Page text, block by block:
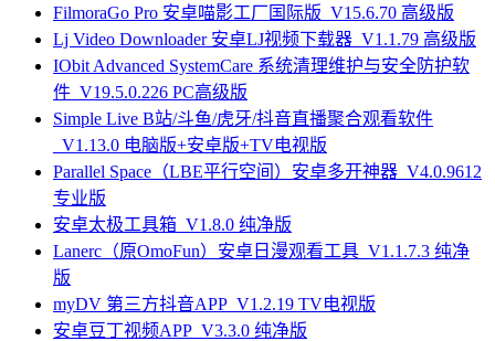
FilmoraGo Pro 安卓喵影工厂国际版_V15.6.70 高级版
Lj Video Downloader 安卓LJ视频下载器_V1.1.79 高级版
IObit Advanced SystemCare 系统清理维护与安全防护软
件_V19.5.0.226 PC高级版
Simple Live B站/斗鱼/虎牙/抖音直播聚合观看软件
_V1.13.0 电脑版+安卓版+TV电视版
Parallel Space（LBE平行空间）安卓多开神器_V4.0.9612
专业版
安卓太极工具箱_V1.8.0 纯净版
Lanerc（原OmoFun）安卓日漫观看工具_V1.1.7.3 纯净
版
myDV 第三方抖音APP_V1.2.19 TV电视版
安卓豆丁视频APP_V3.3.0 纯净版